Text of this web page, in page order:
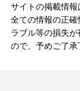
サイトの掲載情
全ての情報の正
ラブル等の損失
ので、予めご了承